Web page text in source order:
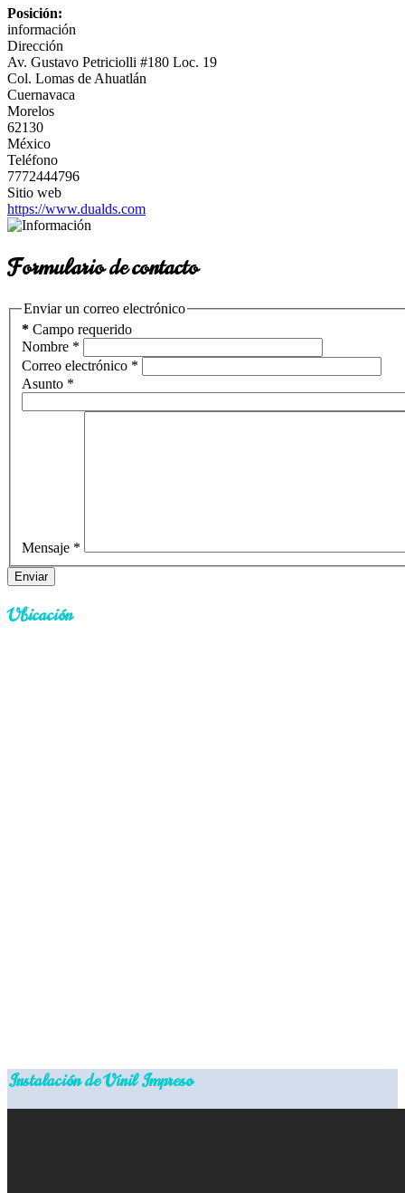
Posición:
información
Dirección
Av. Gustavo Petriciolli #180 Loc. 19
Col. Lomas de Ahuatlán
Cuernavaca
Morelos
62130
México
Teléfono
7772444796
Sitio web
https://www.dualds.com
Formulario de contacto
Enviar un correo electrónico
* Campo requerido
Nombre *
Correo electrónico *
Asunto *
Mensaje *
Enviar
Ubicación
Instalación de Vinil Impreso